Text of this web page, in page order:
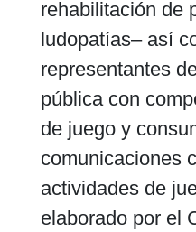
rehabilitación de
ludopatías– así
representantes
pública con
de juego y
comunicaciones
actividades de
elaborado por el